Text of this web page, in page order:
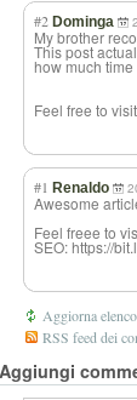
#2 Dominga
My brother
This post
how much
Feel free to
#1 Renaldo
Awesome
Feel freee to
SEO: https://
Aggiorna
RSS feed dei
Aggiungi